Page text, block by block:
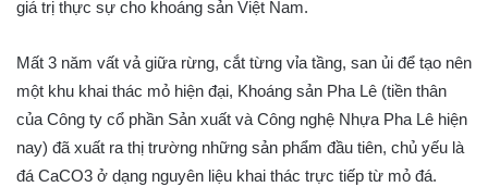
giá trị thực sự cho khoáng sản Việt Nam.
Mất 3 năm vất vả giữa rừng, cắt từng vỉa tầng, san ủi để tạo nên
một khu khai thác mỏ hiện đại, Khoáng sản Pha Lê (tiền thân
của Công ty cổ phần Sản xuất và Công nghệ Nhựa Pha Lê hiện
nay) đã xuất ra thị trường những sản phẩm đầu tiên, chủ yếu là
đá CaCO3 ở dạng nguyên liệu khai thác trực tiếp từ mỏ đá.